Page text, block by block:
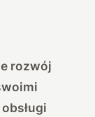
rozwój